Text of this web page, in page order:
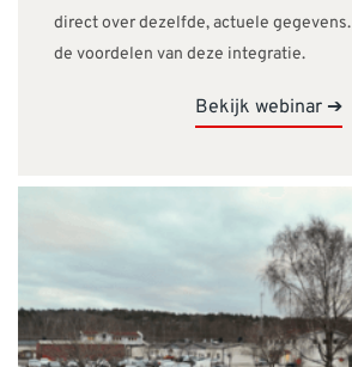
direct over dezelfde, actuele
de voordelen van deze integratie.
Bekijk webinar ➔